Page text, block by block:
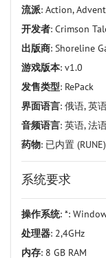
流派: Action,
开发者: Crimson
出版商: Shoreline
游戏版本: v1.0
发售类型: RePack
界面语言: 俄语, 英
音频语言: 英语, 法
药物: 已内置 (RUNE)
系统要求
操作系统: *:
处理器: 2,4GHz
内存: 8 GB RAM